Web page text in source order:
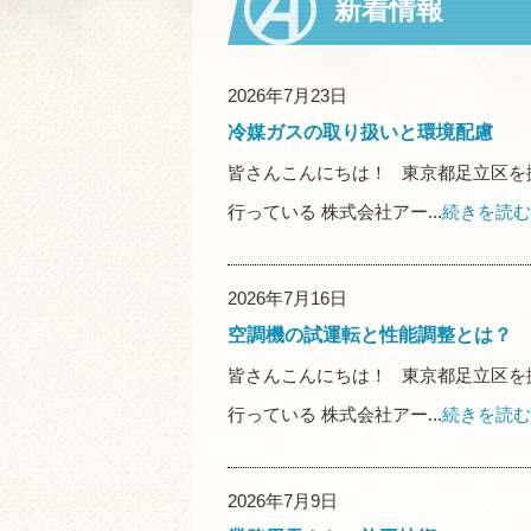
新着情報
2026年7月23日
冷媒ガスの取り扱いと環境配慮
皆さんこんにちは！ 東京都足立区を
行っている 株式会社アー...続きを読む
2026年7月16日
空調機の試運転と性能調整とは？
皆さんこんにちは！ 東京都足立区を
行っている 株式会社アー...続きを読む
2026年7月9日